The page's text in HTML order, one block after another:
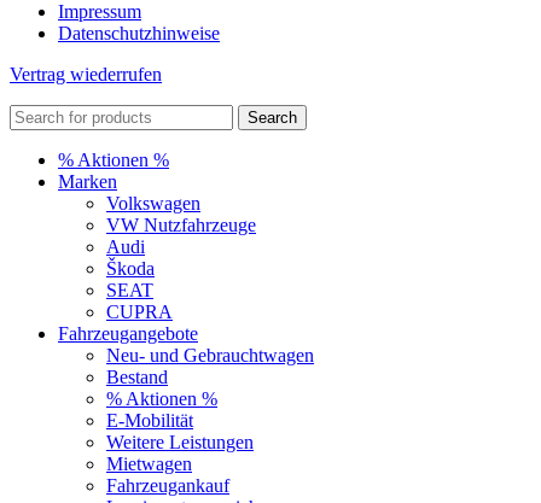
Impressum
Datenschutzhinweise
Vertrag wiederrufen
Search
% Aktionen %
Marken
Volkswagen
VW Nutzfahrzeuge
Audi
Škoda
SEAT
CUPRA
Fahrzeugangebote
Neu- und Gebrauchtwagen
Bestand
% Aktionen %
E-Mobilität
Weitere Leistungen
Mietwagen
Fahrzeugankauf